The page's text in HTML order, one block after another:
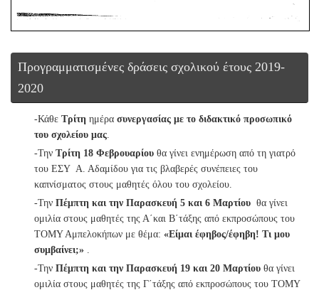
Προγραμματισμένες δράσεις σχολικού έτους 2019-
2020
-Κάθε Τρίτη ημέρα συνεργασίας με το διδακτικό προσωπικό
του σχολείου μας
-Την Τρίτη 18 Φεβρουαρίου θα γίνει ενημέρωση από τη γιατρό
του ΕΣΥ Α. Αδαμίδου για τις βλαβερές συνέπειες του
καπνίσματος στους μαθητές όλου του σχολείου.
-Την Πέμπτη και την Παρασκευή 5 και 6 Μαρτίου θα γίνει
ομιλία στους μαθητές της Α΄και Β΄τάξης από εκπροσώπους του
ΤΟΜΥ Αμπελοκήπων με θέμα: «Είμαι έφηβος/έφηβη! Τι μου
συμβαίνει;»
-Την Πέμπτη και την Παρασκευή 19 και 20 Μαρτίου θα γίνει
ομιλία στους μαθητές της Γ΄τάξης από εκπροσώπους του ΤΟΜΥ